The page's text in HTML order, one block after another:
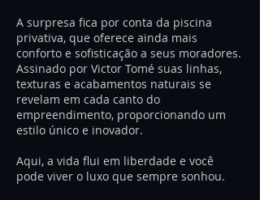
A surpresa fica por conta da piscina
privativa, que oferece ainda mais
conforto e sofisticação a seus moradores.
Assinado por Victor Tomé suas linhas,
texturas e acabamentos naturais se
revelam em cada canto do
empreendimento, proporcionando um
estilo único e inovador.
Aqui, a vida flui em liberdade e você
pode viver o luxo que sempre sonhou.